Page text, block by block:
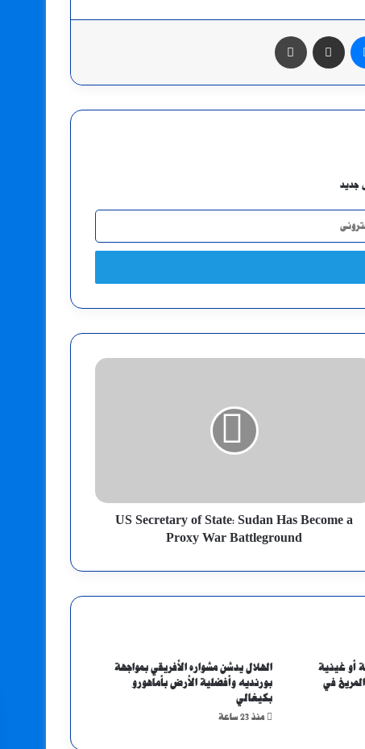
ماسنجر مشاركة عبر البريد
جديد
US Secretary of State: Sudan Has Become a
Proxy War Battleground
أو غينية
في
الهلال يدشن مشواره الأفريقي بمواجهة
بورنديه وأفضلية الأرض بأماهورو
بكيغالي
منذ 23 ساعة